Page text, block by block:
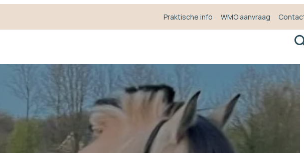
Praktische info WMO aanvraag